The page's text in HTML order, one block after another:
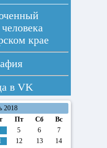
крае
в VK
2018
Пт Сб
Вс
5 6
7
12 13
14